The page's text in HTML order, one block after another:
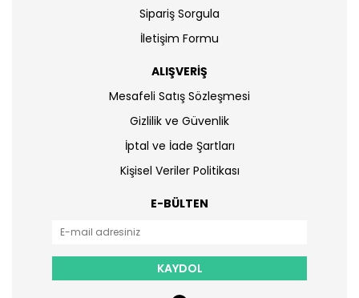
Sipariş Sorgula
İletişim Formu
ALIŞVERİŞ
Mesafeli Satış Sözleşmesi
Gizlilik ve Güvenlik
İptal ve İade Şartları
Kişisel Veriler Politikası
E-BÜLTEN
KAYDOL